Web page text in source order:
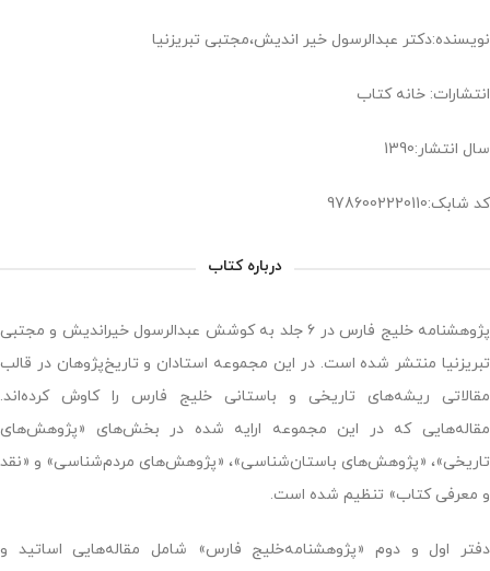
نویسنده:دکتر عبدالرسول خیر اندیش،مجتبی تبریزنیا
انتشارات: خانه کتاب
سال انتشار:1390
کد شابک:9786002220110
درباره کتاب
پژوهشنامه خلیج فارس در ۶ جلد به کوشش عبدالرسول خیراندیش و مجتبی
تبریزنیا منتشر شده است. در این مجموعه‌ استادان و تاریخ‌پژوهان در قالب
مقالاتی ریشه‌های تاریخی و باستانی خلیج فارس را کاوش کرده‌اند.
مقاله‌هایی که در این مجموعه ارایه شده در بخش‌های «پژوهش‌های
تاریخی»، «پژوهش‌های باستان‌شناسی»، «پژوهش‌های مردم‌شناسی» و «نقد
و معرفی کتاب» تنظیم شده است.
دفتر اول و دوم «پژوهشنامه‌خلیج فارس» شامل مقاله‌هایی اساتید و